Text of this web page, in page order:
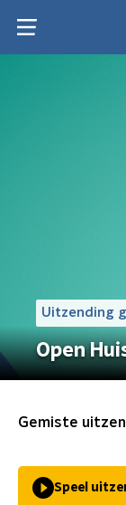
Uitzending
Open
Gemiste
Speel